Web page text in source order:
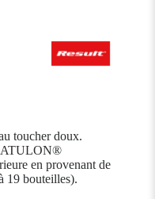
toucher doux.
en provenant de
19 bouteilles).